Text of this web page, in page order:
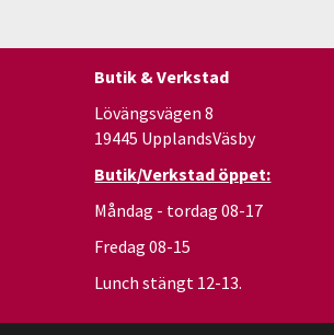
Butik & Verkstad
Lövängsvägen 8
19445 UpplandsVäsby
Butik/Verkstad öppet:
Måndag - tordag 08-17
Fredag 08-15
Lunch stängt 12-13.